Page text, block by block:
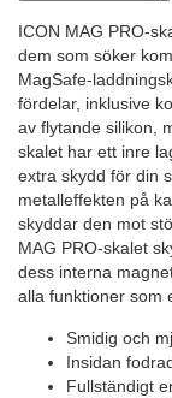
ICON MAG PRO-
dem som söker
MagSafe-
fördelar, inklusive
av flytande silikon,
skalet har ett inre
extra skydd för din
metalleffekten på
skyddar den mot
MAG PRO-skalet
dess interna
alla funktioner som
Smidig och
Insidan
Fullständigt